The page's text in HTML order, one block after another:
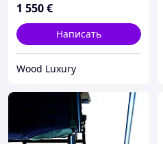
1 550€
Написать
Wood Luxury